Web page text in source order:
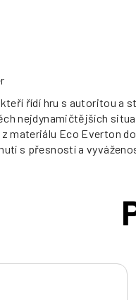
kteří řídí hru s autoritou
nejdynamičtějších
materiálu Eco Everton
s přesností a